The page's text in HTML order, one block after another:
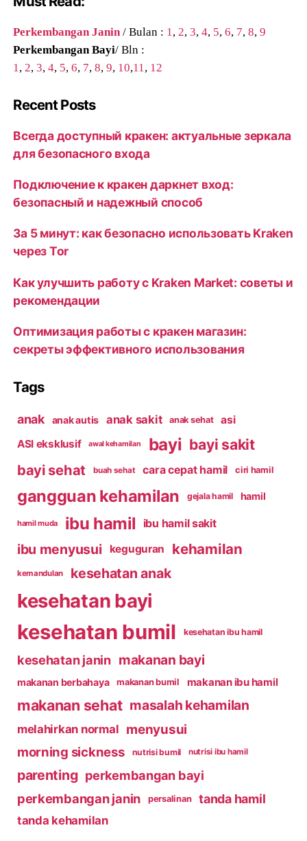
Perkembangan Janin/ Bulan : 1,2,3,4, 5,6, 7,8,9
Perkembangan Bayi/ Bln :
1,2,3,4, 5,6, 7,8,9, 10,11, 12
Recent Posts
Всегда доступный кракен: актуальные зеркала
для безопасного входа
Подключение к кракен даркнет вход:
безопасный и надежный способ
За 5 минут: как безопасно использовать Kraken
через Tor
Как улучшить работу с Kraken Market: советы и
рекомендации
Оптимизация работы с кракен магазин:
секреты эффективного использования
Tags
anak anak autis anak sakit anak sehat
asi
ASI eksklusif
awal kehamilan bayi bayi sakit
bayi sehat buah sehat cara cepat hamil ciri hamil
gangguan kehamilan gejala hamil hamil
hamil muda ibu hamil ibu hamil sakit
ibu menyusui keguguran kehamilan
kemandulan kesehatan anak
kesehatan bayi
kesehatan bumil kesehatan ibu hamil
kesehatan janin makanan bayi
makanan berbahaya makanan bumil makanan ibu hamil
makanan sehat masalah kehamilan
melahirkan normal menyusui
morning sickness nutrisi bumil nutrisi ibu hamil
parenting perkembangan bayi
perkembangan janin
persalinan tanda hamil
tanda kehamilan